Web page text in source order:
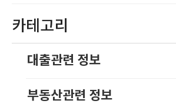
카테고리
대출관련 정보
부동산관련 정보